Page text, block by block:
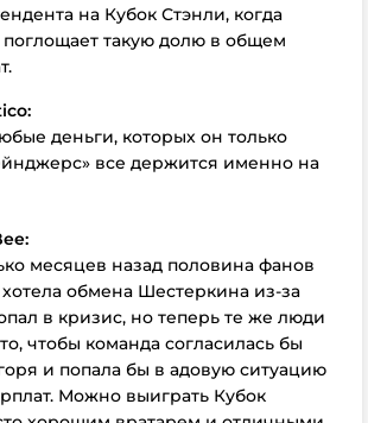
на Кубок Стэнли, когда
поглощает такую долю в общем
деньги, которых он только
все держится именно на
месяцев назад половина фанов
обмена Шестеркина из-за
в кризис, но теперь те же люди
чтобы команда согласилась бы
и попала бы в адовую ситуацию
Можно выиграть Кубок